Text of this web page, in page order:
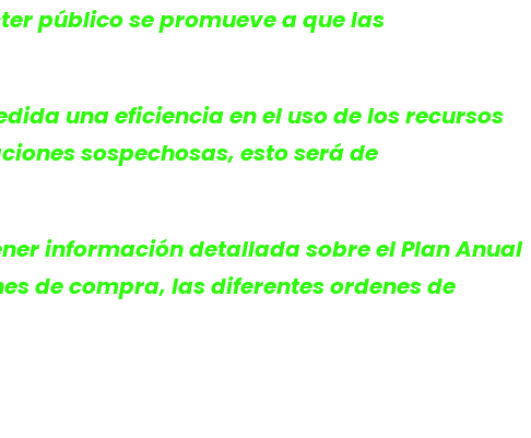
público se promueve a que las
una eficiencia en el uso de los recursos
sospechosas, esto será de
información detallada sobre el Plan Anual
de compra, las diferentes ordenes de